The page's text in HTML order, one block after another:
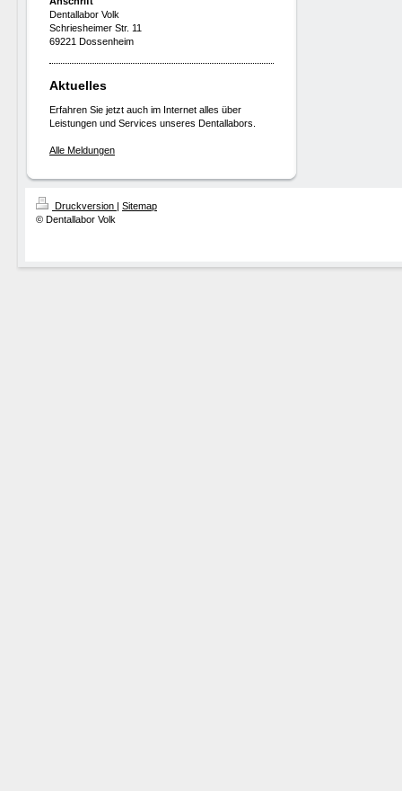
Dentallabor Volk
Schriesheimer Str. 11
69221 Dossenheim
Aktuelles
Erfahren Sie jetzt auch im Internet alles über
Leistungen und Services unseres Dentallabors.
Alle Meldungen
Druckversion | Sitemap
© Dentallabor Volk